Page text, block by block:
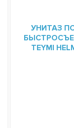
УНИТАЗ
TEYMI